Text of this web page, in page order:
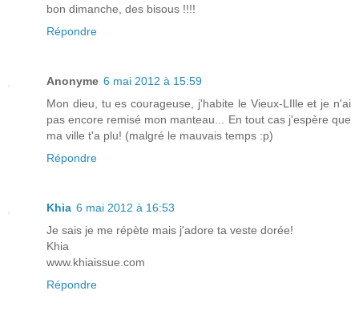
bon dimanche, des bisous !!!!
Répondre
Anonyme 6 mai 2012 à 15:59
Mon dieu, tu es courageuse, j'habite le Vieux-LIlle et je n'ai
pas encore remisé mon manteau... En tout cas j'espère que
ma ville t'a plu! (malgré le mauvais temps :p)
Répondre
Khia 6 mai 2012 à 16:53
Je sais je me répète mais j'adore ta veste dorée!
Khia
www.khiaissue.com
Répondre